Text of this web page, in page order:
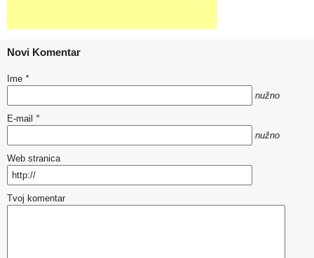
Novi Komentar
Ime *
nužno
E-mail *
nužno
Web stranica
Tvoj komentar